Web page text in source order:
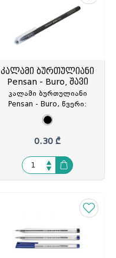
კალამი ბურთულიანი
Pensan - Buro, შავი
კალამი ბურთულიანი
Pensan - Buro, წვერი:
1.0მმ, შავი, თავსახურით,
PS-2270, PS-904477
0.30 ₾